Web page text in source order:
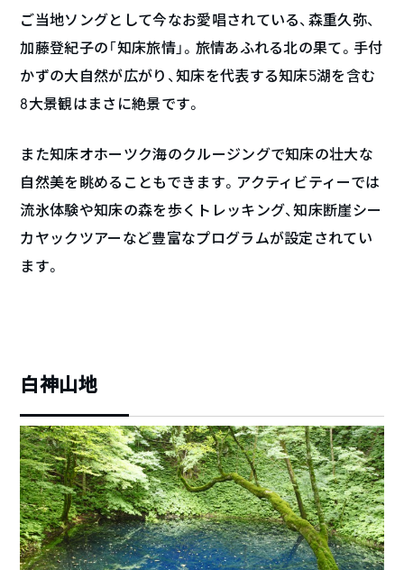
ご当地ソングとして今なお愛唱されている、森重久弥、
加藤登紀子の「知床旅情」。旅情あふれる北の果て。手付
かずの大自然が広がり、知床を代表する知床5湖を含む
8大景観はまさに絶景です。
また知床オホーツク海のクルージングで知床の壮大な
自然美を眺めることもできます。アクティビティーでは
流氷体験や知床の森を歩くトレッキング、知床断崖シー
カヤックツアーなど豊富なプログラムが設定されてい
ます。
白神山地